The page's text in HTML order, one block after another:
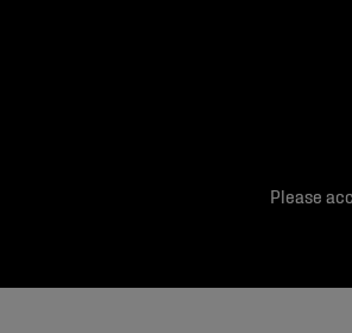
Please